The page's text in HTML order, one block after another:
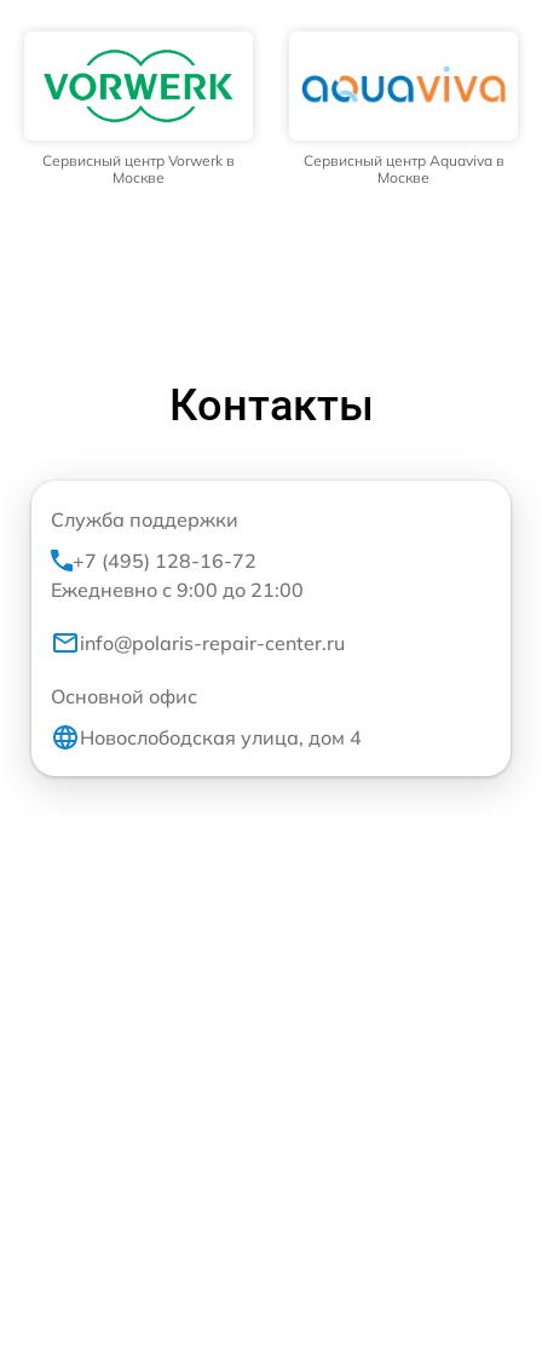
Сервисный центр Vorwerk в
Москве
Сервисный центр Aquaviva в
Москве
Контакты
Служба поддержки
+7 (495) 128-16-72
Ежедневно с 9:00 до 21:00
info@polaris-repair-center.ru
Основной офис
Новослободская улица, дом 4